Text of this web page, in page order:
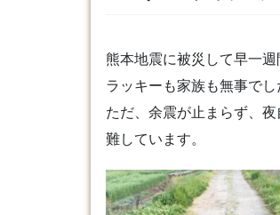
熊本地震に被災して早一週
ラッキーも家族も無事でし
ただ、余震が止まらず、
難しています。